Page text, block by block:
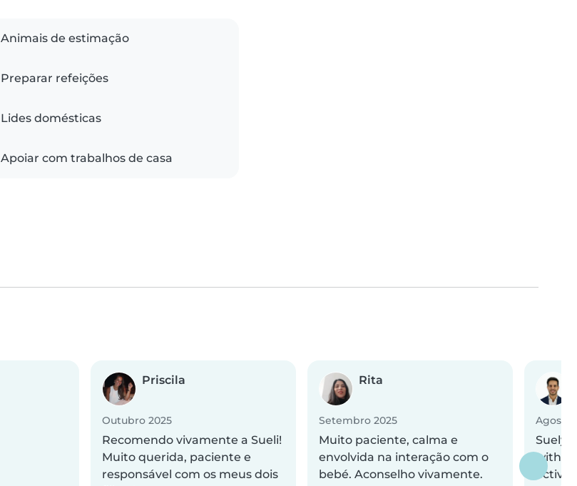
Animais de estimação
Preparar refeições
Lides domésticas
Apoiar com trabalhos de casa
Priscila
Outubro 2025
Recomendo vivamente a Sueli!
Muito querida, paciente e
responsável com os meus dois
Rita
Setembro 2025
Muito paciente, calma e
envolvida na interação com o
bebé. Aconselho vivamente.
Agosto
Suely
with